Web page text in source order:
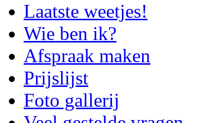
Laatste weetjes!
Wie ben ik?
Afspraak maken
Prijslijst
Foto gallerij